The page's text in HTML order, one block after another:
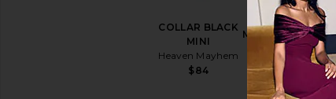
COLLAR BLACK
MINI
Heaven Mayhem
$84
PENDIENTE
MICRO KNOT
Heaven
Mayhem
$65
DE